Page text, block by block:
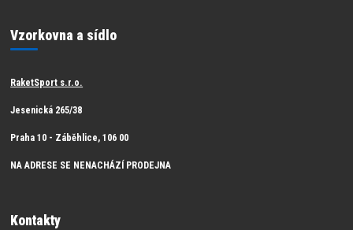
Vzorkovna a sídlo
RaketSport s.r.o.
Jesenická 265/38
Praha 10 - Záběhlice, 106 00
NA ADRESE SE NENACHÁZÍ PRODEJNA
Kontakty